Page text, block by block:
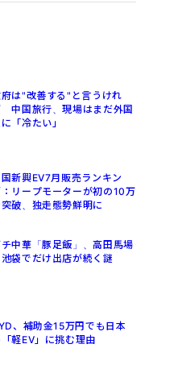
は"改善する"と言うけれ
中国旅行、現場はまだ外国
に「冷たい」
新興EV7月販売ランキン
リープモーターが初の10万
破、独走態勢鮮明に
チ中華「豚足飯」、高田馬場
池袋でだけ出店が続く謎
、補助金15万円でも日本
「軽EV」に挑む理由